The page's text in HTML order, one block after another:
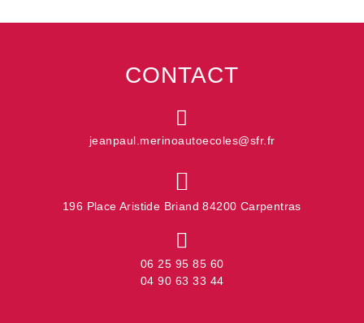
CONTACT
jeanpaul.merinoautoecoles@sfr.fr
196 Place Aristide Briand 84200 Carpentras
06 25 95 85 60
04 90 63 33 44